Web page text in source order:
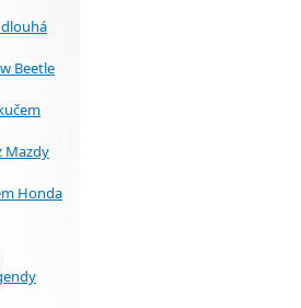
Beetle
Mazdy
Honda